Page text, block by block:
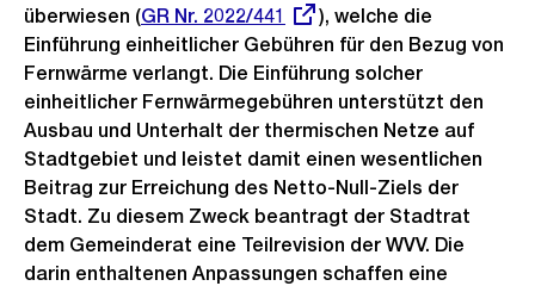
überwiesen (Externer
Link:
GR Nr. 2022/441
), welche die
Einführung einheitlicher Gebühren für den Bezug von
Fernwärme verlangt. Die Einführung solcher
einheitlicher Fernwärmegebühren unterstützt den
Ausbau und Unterhalt der thermischen Netze auf
Stadtgebiet und leistet damit einen wesentlichen
Beitrag zur Erreichung des Netto-Null-Ziels der
Stadt. Zu diesem Zweck beantragt der Stadtrat
dem Gemeinderat eine Teilrevision der WVV. Die
darin enthaltenen Anpassungen schaffen eine